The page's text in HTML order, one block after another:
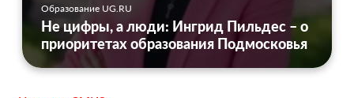
Образование UG.RU
Не цифры, а люди: Ингрид Пильдес – о
приоритетах образования Подмосковья